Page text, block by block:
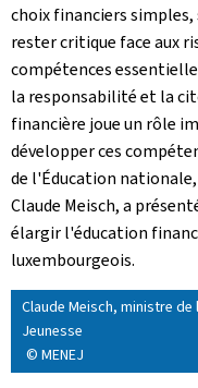
choix financiers
rester critique face aux
compétences
la responsabilité et la
financière joue un rôle
développer ces
de l'Éducation
Claude Meisch, a
élargir l'éducation
luxembourgeois.
Claude Meisch, ministre de
Jeunesse
© MENEJ